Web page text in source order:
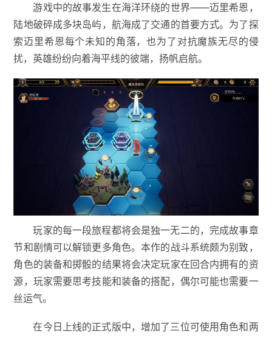
游戏中的故事发生在海洋环绕的世界——迈里希恩，
陆地破碎成多块岛屿，航海成了交通的首要方式。为了探
索迈里希恩每个未知的角落，也为了对抗魔族无尽的侵
扰，英雄纷纷向着海平线的彼端，扬帆启航。
玩家的每一段旅程都将会是独一无二的，完成故事章
节和剧情可以解锁更多角色。本作的战斗系统颇为别致，
角色的装备和掷骰的结果将会决定玩家在回合内拥有的资
源，玩家需要思考技能和装备的搭配，偶尔可能也需要一
丝运气。
在今日上线的正式版中，增加了三位可使用角色和两